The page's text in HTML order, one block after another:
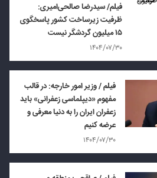
فیلم/ سیدرضا صالحی‌امیری:
ظرفیت زیرساخت کشور پاسخگوی
۱۵ میلیون گردشگر نیست
۱۴۰۴/۰۷/۳۰
فیلم / وزیر امور خارجه: در قالب
مفهوم «دیپلماسی زعفرانی» باید
زعفران ایران را به دنیا معرفی و
عرضه کنیم
۱۴۰۴/۰۷/۳۰